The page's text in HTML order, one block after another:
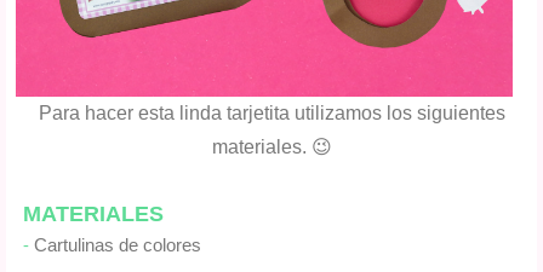
Para hacer esta linda tarjetita utilizamos los siguientes
materiales. 😉
MATERIALES
⁃ Cartulinas de colores